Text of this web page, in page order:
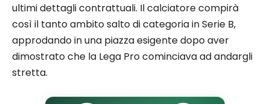
ultimi dettagli contrattuali. Il calciatore compirà
così il tanto ambito salto di categoria in Serie B,
approdando in una piazza esigente dopo aver
dimostrato che la Lega Pro cominciava ad andargli
stretta.